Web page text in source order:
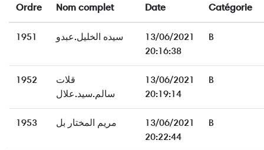
Ordre
Nom complet Date Catégorie
1951 سيده الخليل.عبدو
13/06/2021
20:16:38
B
1952
قلات
سالم.سيد.علال
13/06/2021
20:19:14
B
1953 مريم المختار بل
13/06/2021
20:22:44
B